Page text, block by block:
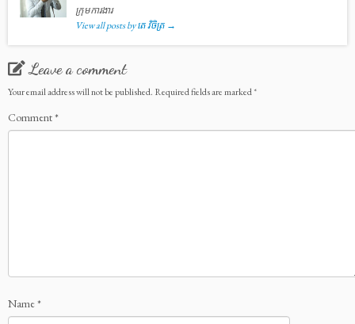
ក្រុមការងារ
View all posts by តេ វិចិត្រ →
Leave a comment
Your email address will not be published. Required fields are marked*
Comment*
Name*